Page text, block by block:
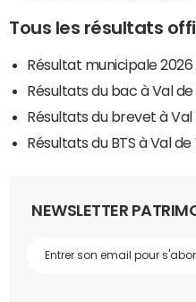
Tous les résultats
Résultat municipale 2026
Résultats du bac à Val
Résultats du brevet à Val
Résultats du BTS à Val
NEWSLETTER